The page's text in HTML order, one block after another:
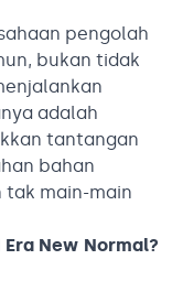
pengolah
bukan tidak
adalah
tantangan
bahan
tak main-main
New Normal?